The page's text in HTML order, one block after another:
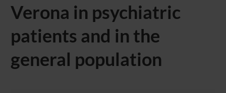
Verona in psychiatric
patients and in the
general population